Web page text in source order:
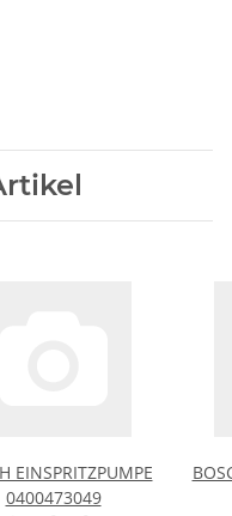
EINSPRITZPUMPE
0400473049